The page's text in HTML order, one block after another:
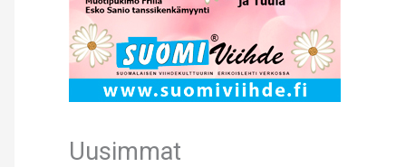
Uusimmat